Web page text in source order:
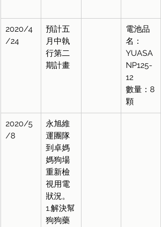
2020/4
/24
預計五
月中執
行第二
期計畫
電池品
名：
YUASA
NP125-
12
數量：8
顆
2020/5
/8
永旭維
運團隊
到卓媽
媽狗場
重新檢
視用電
狀況。
1.解決幫
狗狗藥